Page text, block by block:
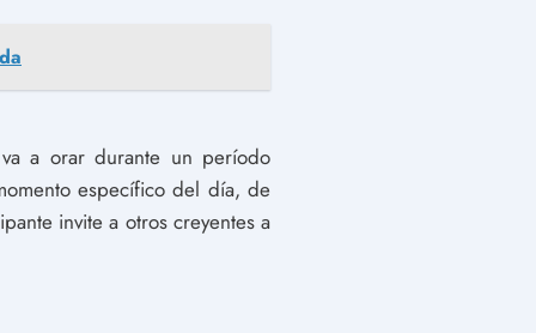
a orar durante un período
específico del día, de
invite a otros creyentes a